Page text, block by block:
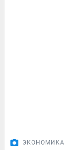
ЭКОНОМИКА